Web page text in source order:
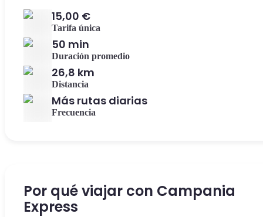
15,00 €
Tarifa única
50 min
Duración promedio
26,8 km
Distancia
Más rutas diarias
Frecuencia
Por qué viajar con Campania
Express